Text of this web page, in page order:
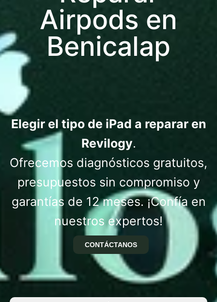
Airpods en
Benicalap
Elegir el tipo de iPad a reparar en
Revilogy.
Ofrecemos diagnósticos gratuitos,
presupuestos sin compromiso y
garantías de 12 meses. ¡Confía en
nuestros expertos!
CONTÁCTANOS